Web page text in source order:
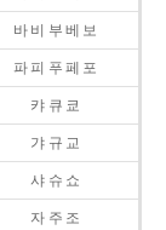
바 비 부 베 보
파 피 푸 페 포
캬 큐 쿄
갸 규 교
샤 슈 쇼
자 주 조